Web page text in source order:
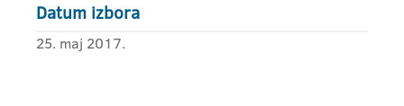
Datum izbora
25. maj 2017.